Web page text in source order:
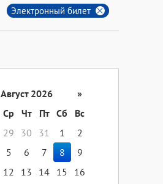
Электронный билет
Август 2026
»
Ср Чт Пт Сб
Вс
29 30 31 1
2
5 6 7 8
9
12 13 14 15
16